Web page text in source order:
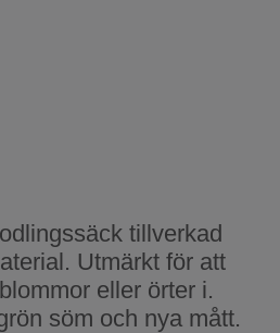
tillverkad
Utmärkt för att
eller örter i.
söm och nya mått.